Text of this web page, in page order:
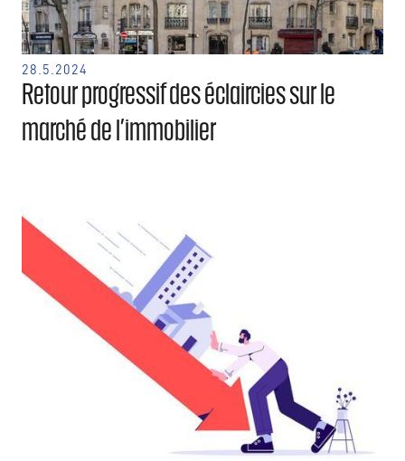
28.5.2024
Retour progressif des éclaircies sur le
marché de l’immobilier